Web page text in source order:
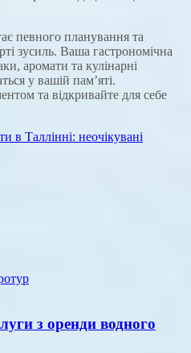
певного планування та
зусиль. Ваша гастрономічна
аромати та кулінарні
у вашій пам’яті.
та відкривайте для себе
в Таллінні: неочікувані
з оренди водного